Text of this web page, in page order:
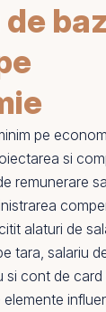
pe
si
remunerare
alaturi de
tara, salariu
si cont de card